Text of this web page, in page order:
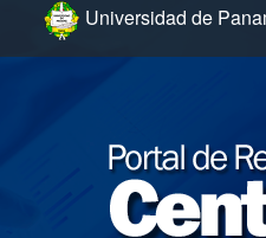
Ir al menú de navegación
Ir al contenido principal
Ir al pie de página del sitio
Universidad de